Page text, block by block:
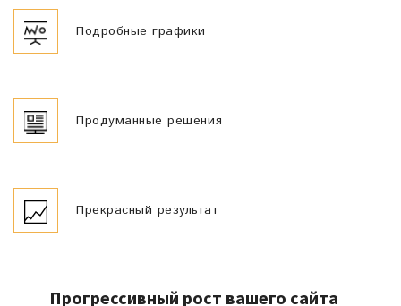
Подробные графики
Продуманные решения
Прекрасный результат
Прогрессивный рост вашего сайта